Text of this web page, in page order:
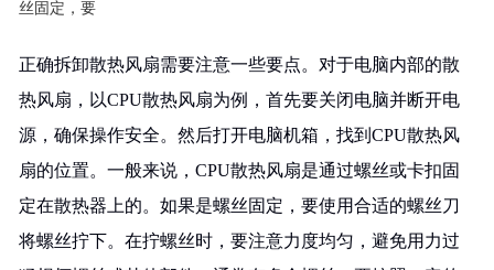
丝固定，要
正确拆卸散热风扇需要注意一些要点。对于电脑内部的散
热风扇，以CPU散热风扇为例，首先要关闭电脑并断开电
源，确保操作安全。然后打开电脑机箱，找到CPU散热风
扇的位置。一般来说，CPU散热风扇是通过螺丝或卡扣固
定在散热器上的。如果是螺丝固定，要使用合适的螺丝刀
将螺丝拧下。在拧螺丝时，要注意力度均匀，避免用力过